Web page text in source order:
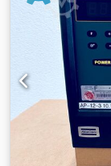
bijpassende
specificaties:
PF4000-C-HW,
ETP ST32-10-
240 V/ (50-60
Maximale
Csdpfoulaxzjx
typeplaatjes
in de